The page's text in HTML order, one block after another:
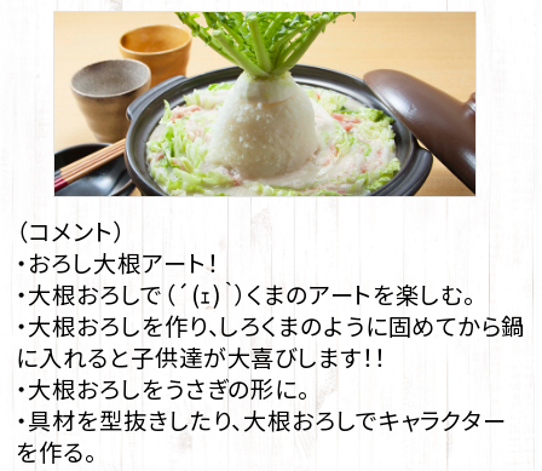
（コメント）
・おろし大根アート！
・大根おろしで（´(ｪ)｀）くまのアートを楽しむ。
・大根おろしを作り、しろくまのように固めてから鍋
に入れると子供達が大喜びします！！
・大根おろしをうさぎの形に。
・具材を型抜きしたり、大根おろしでキャラクター
を作る。